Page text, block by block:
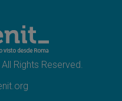
Perú será un tiempo de
y esperanza
Rights Reserved.